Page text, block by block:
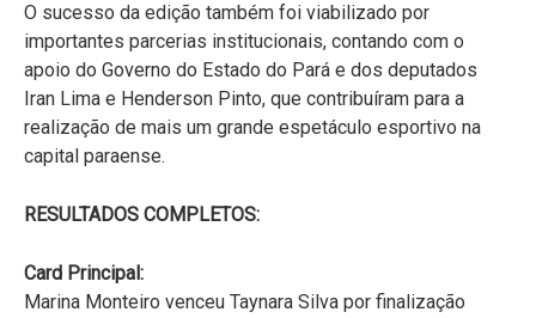
O sucesso da edição também foi viabilizado por
importantes parcerias institucionais, contando com o
apoio do Governo do Estado do Pará e dos deputados
Iran Lima e Henderson Pinto, que contribuíram para a
realização de mais um grande espetáculo esportivo na
capital paraense.
RESULTADOS COMPLETOS:
Card Principal:
Marina Monteiro venceu Taynara Silva por finalização